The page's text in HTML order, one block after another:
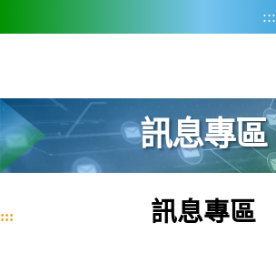
:::
訊息專區
::: 訊息專區